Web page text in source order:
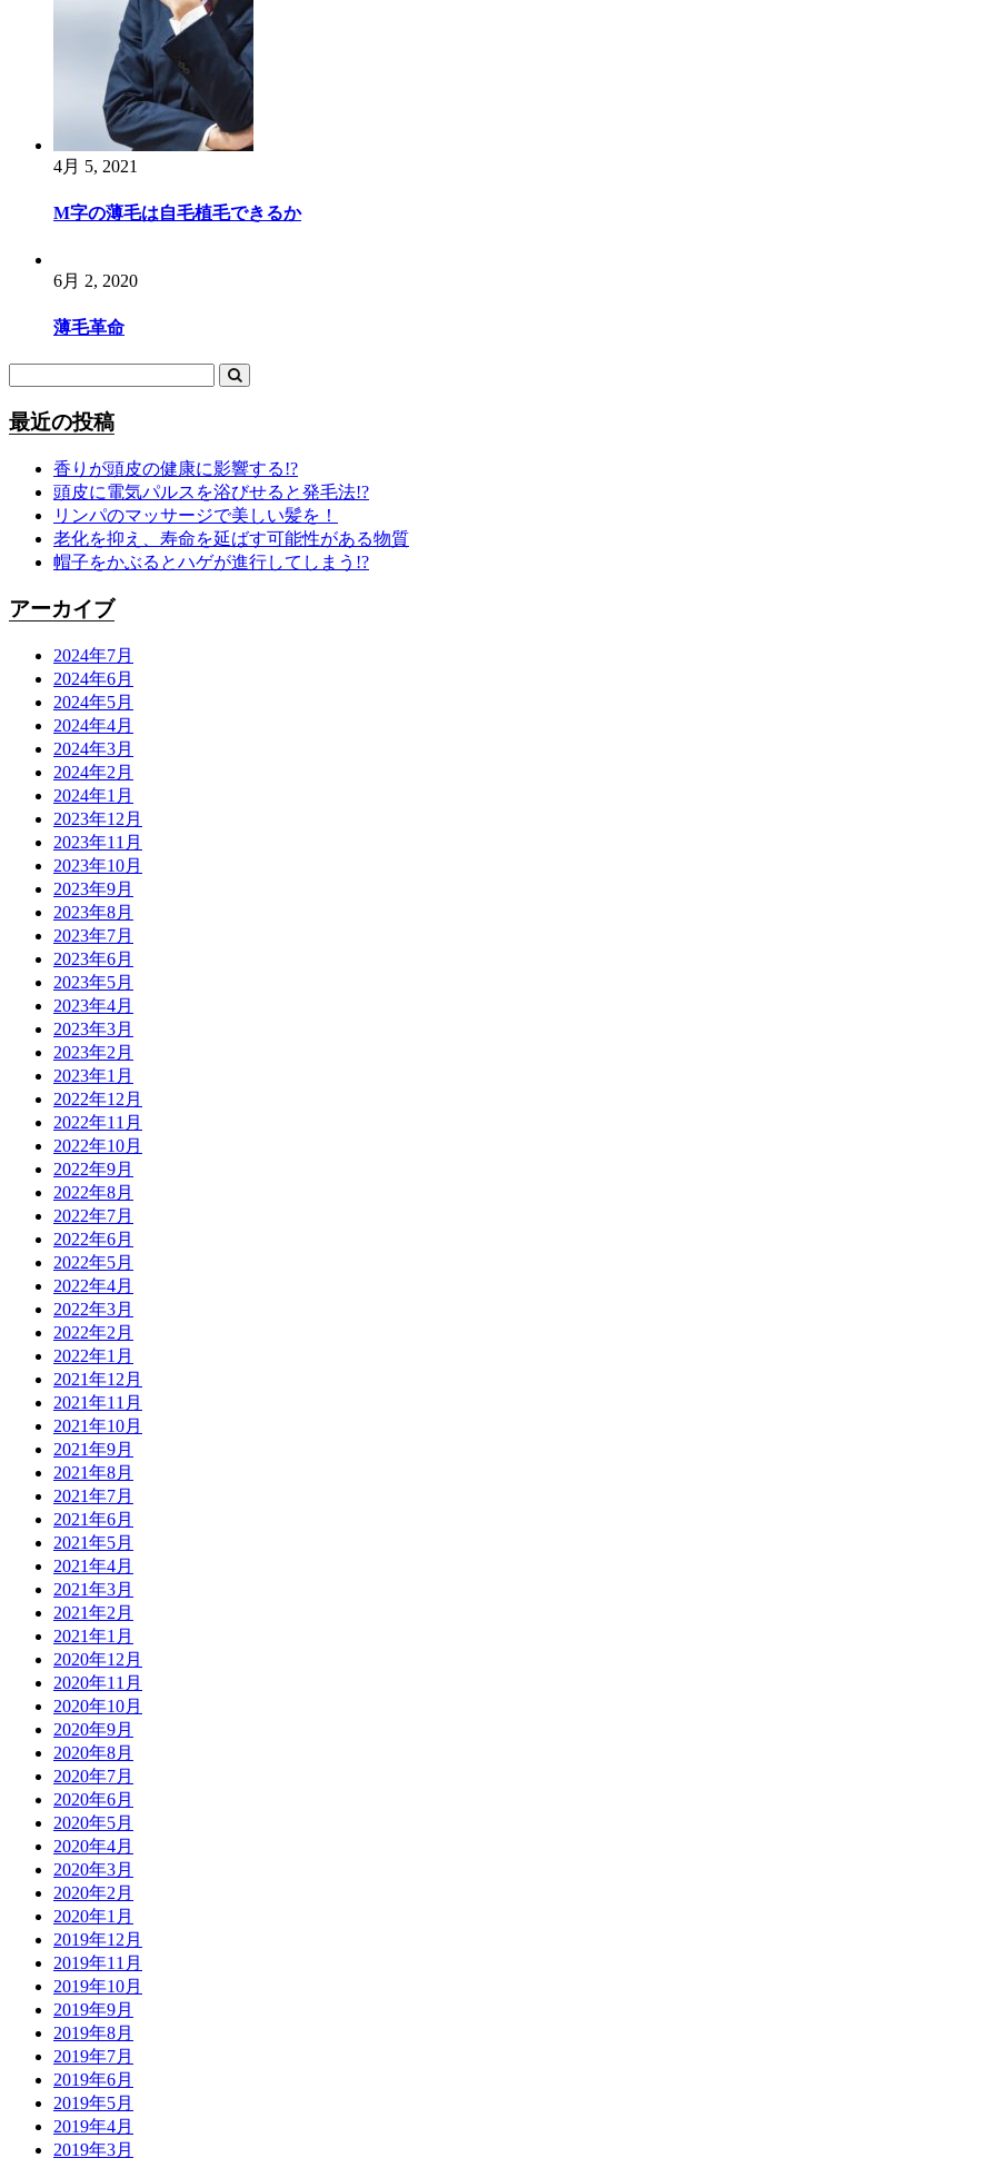
4月 5, 2021
M字の薄毛は自毛植毛できるか
6月 2, 2020
薄毛革命
最近の投稿
香りが頭皮の健康に影響する!?
頭皮に電気パルスを浴びせると発毛法!?
リンパのマッサージで美しい髪を！
老化を抑え、寿命を延ばす可能性がある物質
帽子をかぶるとハゲが進行してしまう!?
アーカイブ
2024年7月
2024年6月
2024年5月
2024年4月
2024年3月
2024年2月
2024年1月
2023年12月
2023年11月
2023年10月
2023年9月
2023年8月
2023年7月
2023年6月
2023年5月
2023年4月
2023年3月
2023年2月
2023年1月
2022年12月
2022年11月
2022年10月
2022年9月
2022年8月
2022年7月
2022年6月
2022年5月
2022年4月
2022年3月
2022年2月
2022年1月
2021年12月
2021年11月
2021年10月
2021年9月
2021年8月
2021年7月
2021年6月
2021年5月
2021年4月
2021年3月
2021年2月
2021年1月
2020年12月
2020年11月
2020年10月
2020年9月
2020年8月
2020年7月
2020年6月
2020年5月
2020年4月
2020年3月
2020年2月
2020年1月
2019年12月
2019年11月
2019年10月
2019年9月
2019年8月
2019年7月
2019年6月
2019年5月
2019年4月
2019年3月